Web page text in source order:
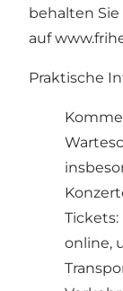
behalten
auf
Praktische
Tickets:
online,